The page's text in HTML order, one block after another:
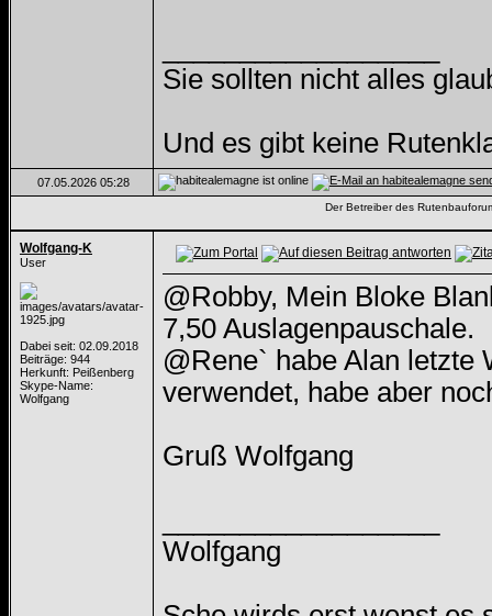
Sie sollten nicht alles
Und es gibt keine
07.05.2026 05:28
Der Betreiber des
Wolfgang-K
User
Dabei seit: 02.09.2018
Beiträge: 944
Herkunft: Peißenberg
Skype-Name:
Wolfgang
@Robby, Mein Bloke
7,50 Auslagenpauschale.
@Rene` habe Alan letzte
verwendet, habe aber
Gruß Wolfgang
Wolfgang